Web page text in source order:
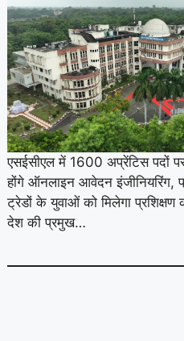
एसईसीएल में 1600 अप्रेंटिस पदों
होंगे ऑनलाइन आवेदन इंजीनियरिंग,
ट्रेडों के युवाओं को मिलेगा प्रशिक्षण
देश की प्रमुख…